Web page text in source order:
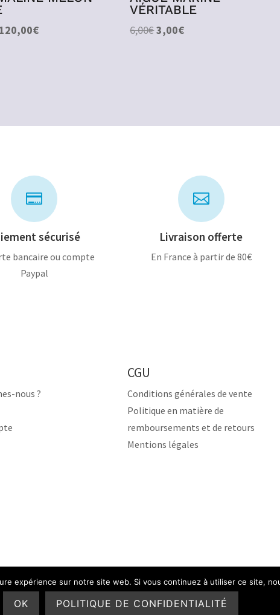
Le
120,00€Le
VÉRITABLE
6,00€Le
3,00€Le

sécurisé
bancaire ou compte
Paypal

Livraison offerte
En France à partir de 80€
nous ?
CGU
Conditions générales de vente
Politique en matière de
remboursements et de retours
Mentions légales
expérience sur notre site web. Si vous continuez à utiliser ce site,
OK POLITIQUE DE CONFIDENTIALITÉ